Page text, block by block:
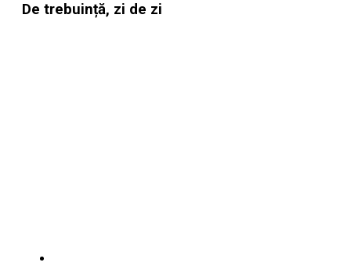
De trebuință, zi de zi